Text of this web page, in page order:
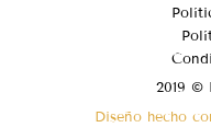
2019 ©
Diseño hecho